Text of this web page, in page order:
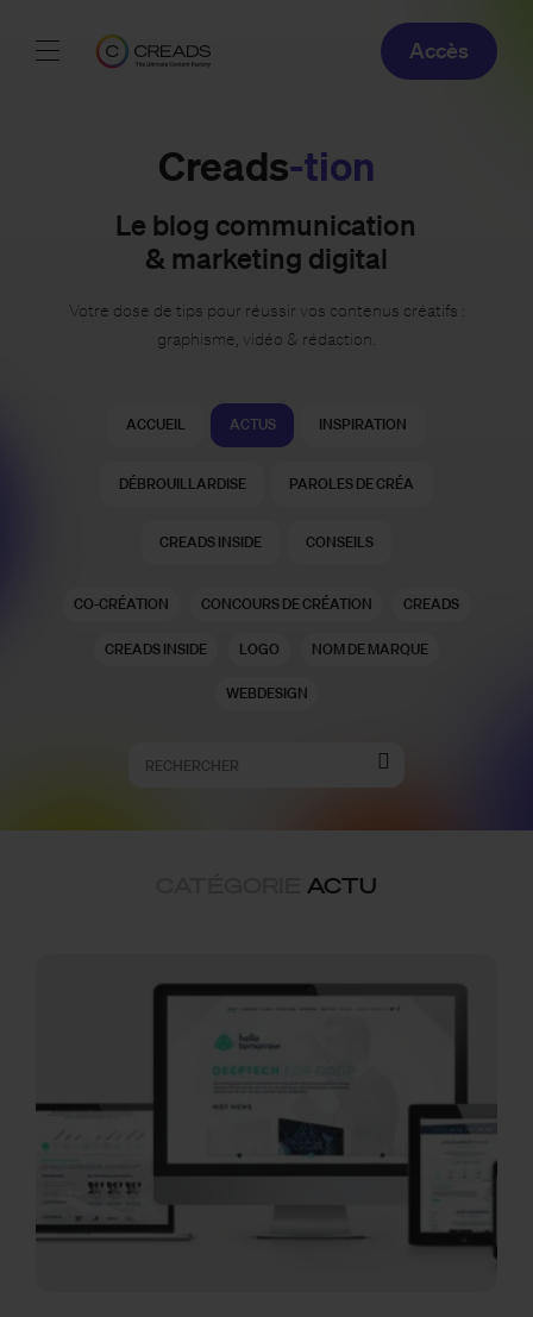
Guide
Accès
Creads-tion
Le blog communication
& marketing digital
Votre dose de tips pour réussir vos contenus créatifs :
graphisme, vidéo & rédaction.
ACCUEIL ACTUS INSPIRATION
DÉBROUILLARDISE PAROLES DE CRÉA
CREADS INSIDE CONSEILS
CO-CRÉATION CONCOURS DE CRÉATION CREADS
CREADS INSIDE LOGO NOM DE MARQUE
WEBDESIGN
ACTU